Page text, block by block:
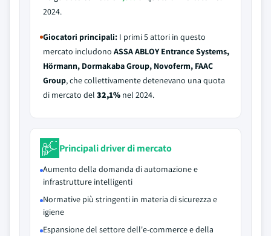
2024.
Giocatori principali: I primi 5 attori in questo
mercato includono ASSA ABLOY Entrance Systems,
Hörmann, Dormakaba Group, Novoferm, FAAC
Group, che collettivamente detenevano una quota
di mercato del 32,1% nel 2024.
Principali driver di mercato
Aumento della domanda di automazione e
infrastrutture intelligenti
Normative più stringenti in materia di sicurezza e
igiene
Espansione del settore dell'e-commerce e della